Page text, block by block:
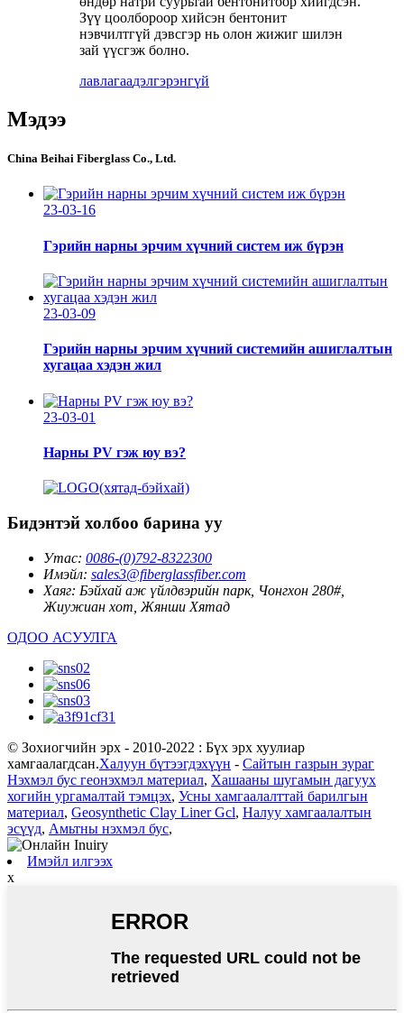
Зүү цоолбороор хийсэн бентонит
нэвчилтгүй дэвсгэр нь олон жижиг шилэн
зай үүсгэж болно.
лавлагаадэлгэрэнгүй
Мэдээ
China Beihai Fiberglass Co., Ltd.
23-03-16
Гэрийн нарны эрчим хүчний систем иж бүрэн
23-03-09
Гэрийн нарны эрчим хүчний системийн ашиглалтын
хугацаа хэдэн жил
23-03-01
Нарны PV гэж юу вэ?
Бидэнтэй холбоо барина уу
Утас: 0086-(0)792-8322300
Имэйл: sales3@fiberglassfiber.com
Хаяг: Бэйхай аж үйлдвэрийн парк, Чонгхон 280#,
Жиужиан хот, Жянши Хятад
ОДОО АСУУЛГА
© Зохиогчийн эрх - 2010-2022 : Бүх эрх хуулиар
хамгаалагдсан.Халуун бүтээгдэхүүн - Сайтын газрын зураг
Нэхмэл бус геонэхмэл материал, Хашааны шугамын дагуух
хогийн ургамалтай тэмцэх, Усны хамгаалалттай барилгын
материал, Geosynthetic Clay Liner Gcl, Налуу хамгаалалтын
эсүүд, Амьтны нэхмэл бус,
Имэйл илгээх
x